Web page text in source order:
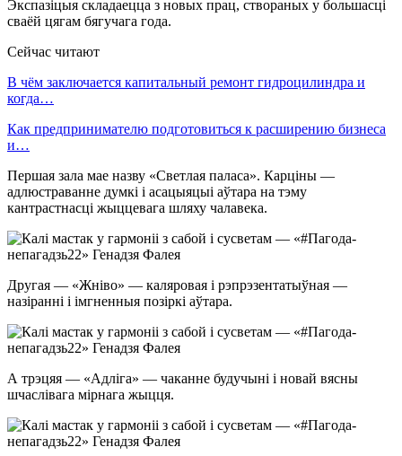
Экспазіцыя складаецца з новых прац, створаных у большасці
сваёй цягам бягучага года.
Сейчас читают
В чём заключается капитальный ремонт гидроцилиндра и
когда…
Как предпринимателю подготовиться к расширению бизнеса
и…
Першая зала мае назву «Светлая паласа». Карціны —
адлюстраванне думкі і асацыяцыі аўтара на тэму
кантрастнасці жыццевага шляху чалавека.
Другая — «Жніво» — каляровая і рэпрэзентатыўная —
назіранні і імгненныя позіркі аўтара.
А трэцяя — «Адліга» — чаканне будучыні і новай вясны
шчаслівага мірнага жыцця.